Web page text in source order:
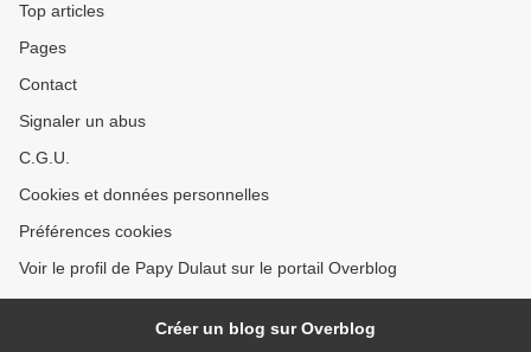
Top articles
Pages
Contact
Signaler un abus
C.G.U.
Cookies et données personnelles
Préférences cookies
Voir le profil de Papy Dulaut sur le portail Overblog
Créer un blog sur Overblog